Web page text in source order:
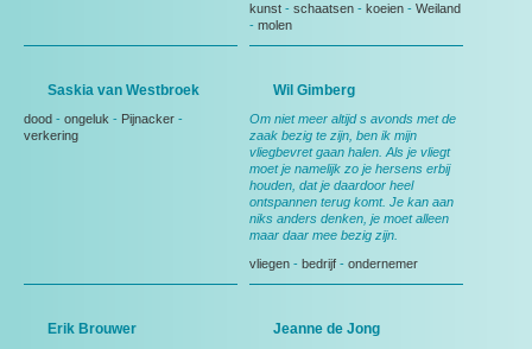
kunst - schaatsen - koeien - Weiland
- molen
Saskia van Westbroek
dood - ongeluk - Pijnacker -
verkering
Wil Gimberg
Om niet meer altijd s avonds met de
zaak bezig te zijn, ben ik mijn
vliegbevret gaan halen. Als je vliegt
moet je namelijk zo je hersens erbij
houden, dat je daardoor heel
ontspannen terug komt. Je kan aan
niks anders denken, je moet alleen
maar daar mee bezig zijn.
vliegen - bedrijf - ondernemer
Erik Brouwer Jeanne de Jong